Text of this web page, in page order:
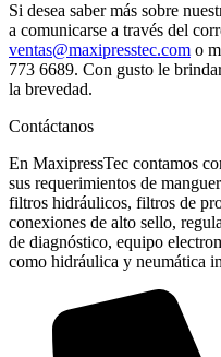
Si desea saber más sobre
a comunicarse a través del
ventas@maxipresstec.com o
773 6689. Con gusto le
la brevedad.
Contáctanos
En MaxipressTec contamos
sus requerimientos de
filtros hidráulicos, filtros de
conexiones de alto sello,
de diagnóstico, equipo
como hidráulica y neumática